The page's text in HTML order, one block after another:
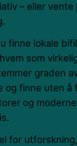
– eller
finne lokale
som
graden
og finne uten å
og
for